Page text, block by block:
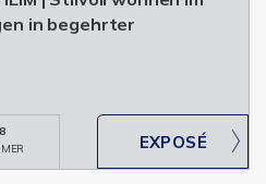
in begehrter
8